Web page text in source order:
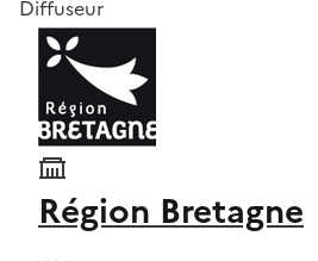
Diffuseur
Région Bretagne